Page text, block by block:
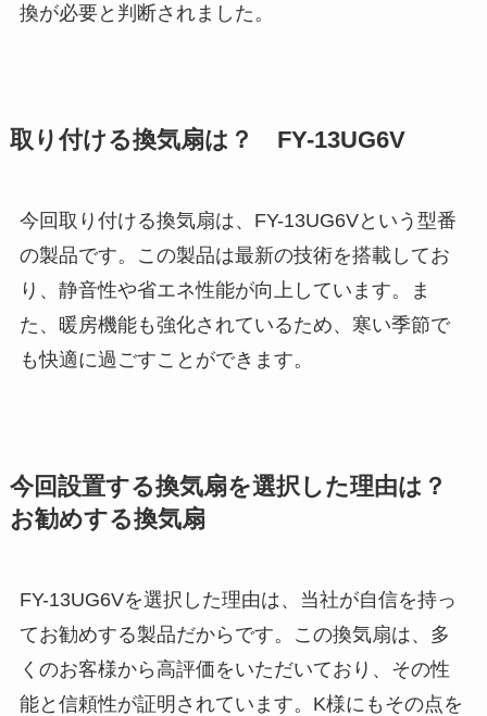
換が必要と判断されました。
取り付ける換気扇は？ FY-13UG6V
今回取り付ける換気扇は、FY-13UG6Vという型番
の製品です。この製品は最新の技術を搭載してお
り、静音性や省エネ性能が向上しています。ま
た、暖房機能も強化されているため、寒い季節で
も快適に過ごすことができます。
今回設置する換気扇を選択した理由は？
お勧めする換気扇
FY-13UG6Vを選択した理由は、当社が自信を持っ
てお勧めする製品だからです。この換気扇は、多
くのお客様から高評価をいただいており、その性
能と信頼性が証明されています。K様にもその点を